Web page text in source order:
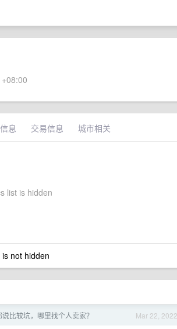
息 交易信息 城市相关
list is hidden
not hidden
Mar 22, 2022
比较坑，哪里找个人卖家？